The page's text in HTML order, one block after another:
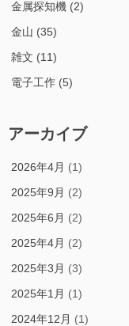
金属探知機 (2)
金山 (35)
雑文 (11)
電子工作 (5)
アーカイブ
2026年4月 (1)
2025年9月 (2)
2025年6月 (2)
2025年4月 (2)
2025年3月 (3)
2025年1月 (1)
2024年12月 (1)